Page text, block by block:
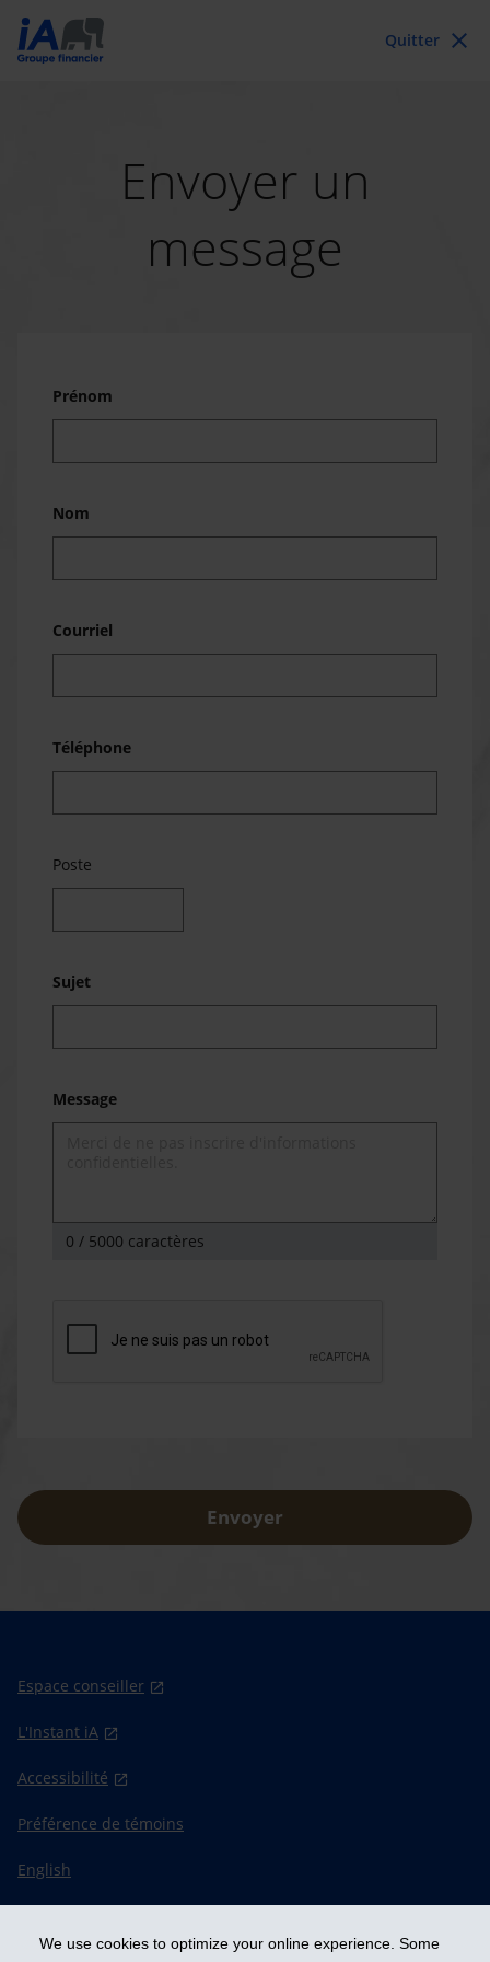
We use cookies to optimize your online experience. Some
Quitter close
Envoyer un
message
Prénom
Nom
Courriel
Téléphone
Poste
Sujet
Message
0 / 5000 caractères
Envoyer
Espace conseiller
L'Instant iA
Accessibilité
Préférence de témoins
English